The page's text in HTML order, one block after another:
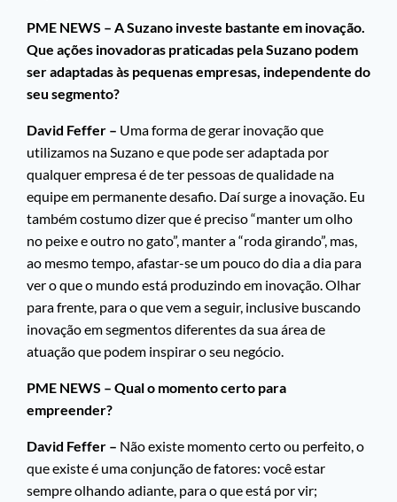
PME NEWS – A Suzano investe bastante em inovação.
Que ações inovadoras praticadas pela Suzano podem
ser adaptadas às pequenas empresas, independente do
seu segmento?
David Feffer – Uma forma de gerar inovação que
utilizamos na Suzano e que pode ser adaptada por
qualquer empresa é de ter pessoas de qualidade na
equipe em permanente desafio. Daí surge a inovação. Eu
também costumo dizer que é preciso “manter um olho
no peixe e outro no gato”, manter a “roda girando”, mas,
ao mesmo tempo, afastar-se um pouco do dia a dia para
ver o que o mundo está produzindo em inovação. Olhar
para frente, para o que vem a seguir, inclusive buscando
inovação em segmentos diferentes da sua área de
atuação que podem inspirar o seu negócio.
PME NEWS – Qual o momento certo para
empreender?
David Feffer – Não existe momento certo ou perfeito, o
que existe é uma conjunção de fatores: você estar
sempre olhando adiante, para o que está por vir;